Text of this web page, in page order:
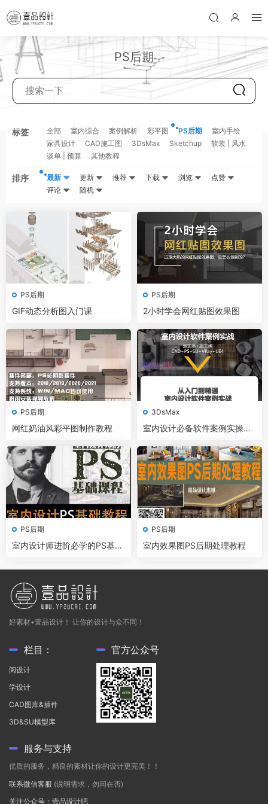
PS后期
标签 全部 室内综合 案例解析 彩平图 PS后期
室内手绘
家具设计
CAD施工图 3DsMax Sketchup
软装 | 风水
谈单 | 预算
其他教程
排序 最新 更新 推荐 下载 浏览
点赞
评论
随机
PS后期
GIF动态分析图入门课
PS后期
2小时学会网红贴图效果图
PS后期
网红奶油风彩平图制作教程
3DsMax
室内设计必备软件案例实操视
PS后期
室内设计师进阶必学的PS基础
PS后期
室内效果图PS后期处理教程
好素材•壹品设计！ 让你的设计与众不同！
栏目：
阅设计
学设计
CAD图库&插件
3D&SU模型库
官方公众号
服务与支持
优质的服务，精良的素材让你的设计更完美！！
联系微信客服 (说明需求，勿问在否)
关注公众号：壹品设计吧